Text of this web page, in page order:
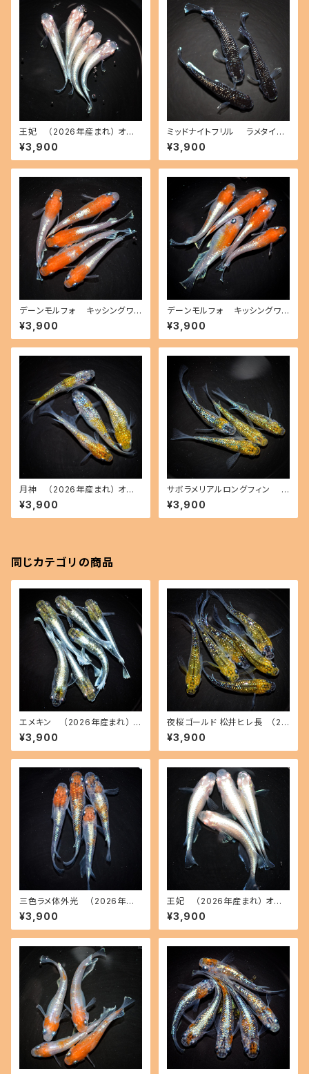
王妃 （2026年産まれ） オス2
メス3(現物出品) ikahoff A-0
720-51366-a
¥3,900
ミッドナイトフリル ラメタイプ
（2026年産まれ） オス1 メス2
(現物出品) ikahoff C-0725-
51415-a
¥3,900
デーンモルフォ キッシングワイ
ドフィン（2026年産まれ） オス2
メス3(現物出品) ikahoff C-0
808-51590-a
¥3,900
デーンモルフォ キッシングワイ
ドフィン（2026年産まれ） オス3
メス2(現物出品) ikahoff B-0
807-51574-a
¥3,900
月神 （2026年産まれ） オス2
メス2(現物出品) ikahoff B-0
725-51414-a
¥3,900
サボラメリアルロングフィン
（2026年産まれ） オス1 メス3
(現物出品) ikahoff B-0802-
51514-a
¥3,900
同じカテゴリの商品
エメキン （2026年産まれ） オ
ス3 メス3(現物出品) ikahoff
C-0707-51200-a
¥3,900
夜桜ゴールド 松井ヒレ長 （20
26年産まれ） オス3 メス3(現物
出品) ikahoff C-0728-5146
2-a
¥3,900
三色ラメ体外光 （2026年産
まれ） オス2 メス2(現物出品) ik
ahoff D-0630-51108-a
¥3,900
王妃 （2026年産まれ） オス2
メス2(現物出品) ikahoff C-0
721-51382-a
¥3,900